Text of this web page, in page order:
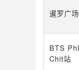
暹罗广场
BTS
Chit站